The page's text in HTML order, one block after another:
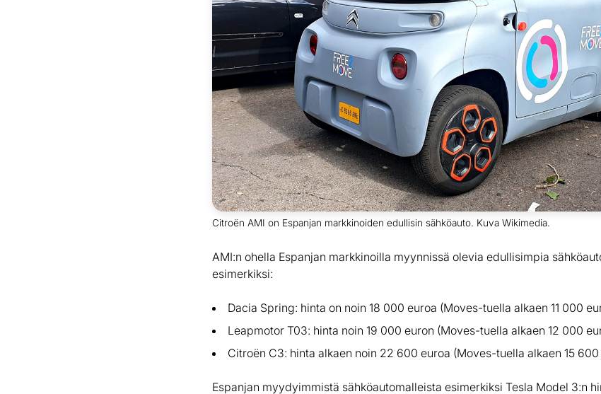
Citroën AMI on Espanjan markkinoiden edullisin sähköauto. Kuva Wikimedia.
AMI:n ohella Espanjan markkinoilla myynnissä olevia edullisimpia
esimerkiksi:
Dacia Spring: hinta on noin 18 000 euroa (Moves-tuella alkaen 11 000
Leapmotor T03: hinta noin 19 000 euron (Moves-tuella alkaen 12 000
Citroën C3: hinta alkaen noin 22 600 euroa (Moves-tuella alkaen 15 600
Espanjan myydyimmistä sähköautomalleista esimerkiksi Tesla Model 3:n